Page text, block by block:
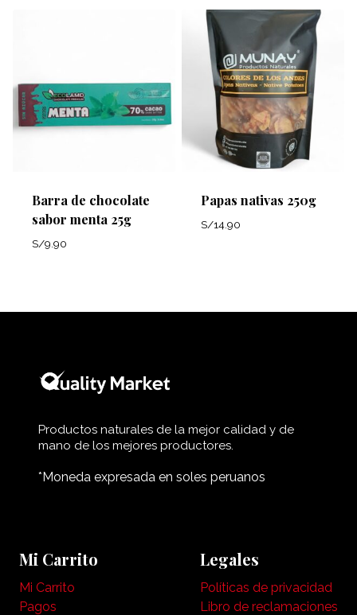
Barra de chocolate
sabor menta 25g
S/9.90
Papas nativas 250g
S/14.90
Productos naturales de la mejor calidad y de
mano de los mejores productores.
*Moneda expresada en soles peruanos
Mi Carrito
Mi Carrito
Pagos
Legales
Políticas de privacidad
Libro de reclamaciones